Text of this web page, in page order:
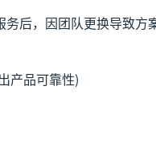
后，因团队更换导致方
产品可靠性)